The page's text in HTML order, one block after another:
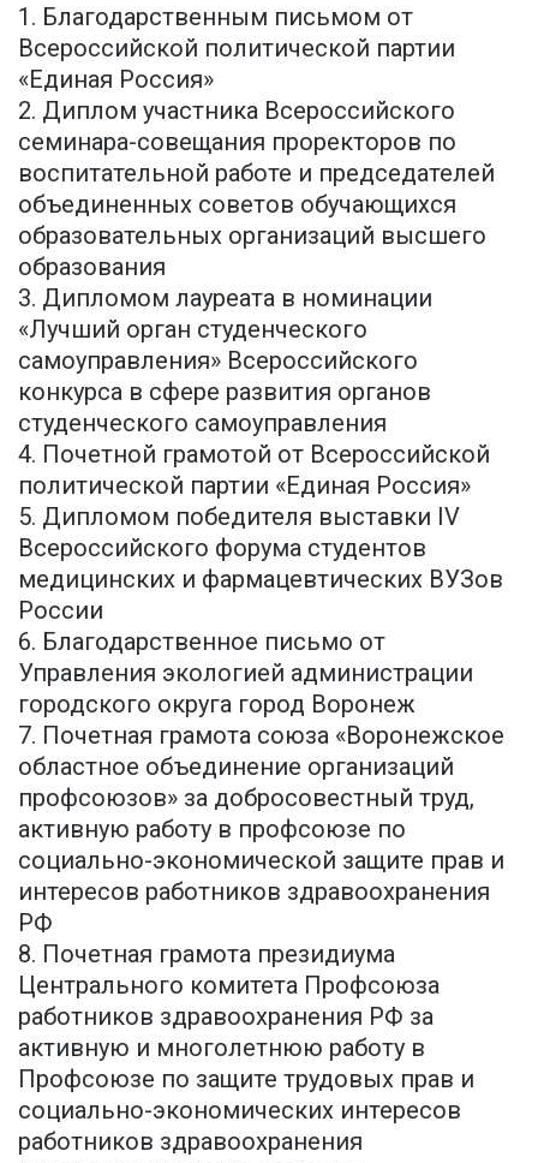
1. Благодарственным письмом от
Всероссийской политической партии
«Единая Россия»
2. Диплом участника Всероссийского
семинара-совещания проректоров по
воспитательной работе и председателей
объединенных советов обучающихся
образовательных организаций высшего
образования
3. Дипломом лауреата в номинации
«Лучший орган студенческого
самоуправления» Всероссийского
конкурса в сфере развития органов
студенческого самоуправления
4. Почетной грамотой от Всероссийской
политической партии «Единая Россия»
5. Дипломом победителя выставки IV
Всероссийского форума студентов
медицинских и фармацевтических ВУЗов
России
6. Благодарственное письмо от
Управления экологией администрации
городского округа город Воронеж
7. Почетная грамота союза «Воронежское
областное объединение организаций
профсоюзов» за добросовестный труд,
активную работу в профсоюзе по
социально-экономической защите прав и
интересов работников здравоохранения
РФ
8. Почетная грамота президиума
Центрального комитета Профсоюза
работников здравоохранения РФ за
активную и многолетнюю работу в
Профсоюзе по защите трудовых прав и
социально-экономических интересов
работников здравоохранения